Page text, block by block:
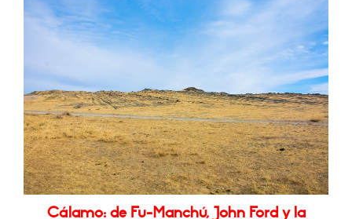
Cálamo: de Fu-Manchú, John Ford y la